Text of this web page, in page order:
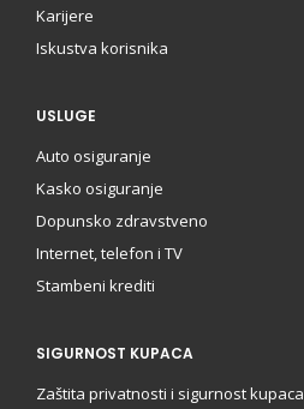
Karijere
Iskustva korisnika
USLUGE
Auto osiguranje
Kasko osiguranje
Dopunsko zdravstveno
Internet, telefon i TV
Stambeni krediti
SIGURNOST KUPACA
Zaštita privatnosti i sigurnost kupaca